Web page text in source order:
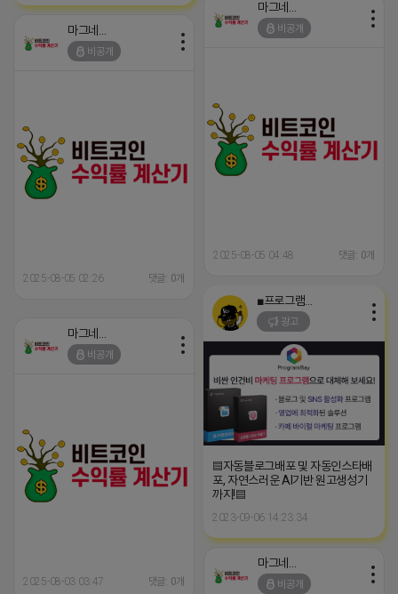
비공개
2025-08-05 04:48 댓글: 0개
비공개
2025-08-05 02:26 댓글: 0개
광고
▤자동블로그배포 및 자동인스타배
포, 자연스러운 AI기반 원고생성기
까지!▤
2023-09-06 14:23:34
비공개
2025-08-03 03:47 댓글: 0개 비공개